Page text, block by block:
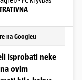
na Googleu
isprobati neke
ovim